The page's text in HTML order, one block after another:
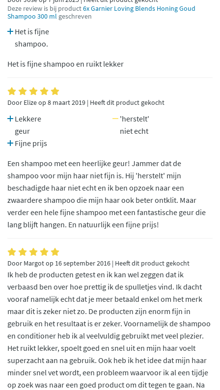
Deze review is bij product6x Garnier Loving Blends Honing Goud
Shampoo 300 ml geschreven
Het is fijne
shampoo.
Het is fijne shampoo en ruikt lekker
Door Elize op 8 maart 2019 | Heeft dit product gekocht
Lekkere
geur
Fijne prijs
'herstelt'
niet echt
Een shampoo met een heerlijke geur! Jammer dat de
shampoo voor mijn haar niet fijn is. Hij 'herstelt' mijn
beschadigde haar niet echt en ik ben opzoek naar een
zwaardere shampoo die mijn haar ook beter ontklit. Maar
verder een hele fijne shampoo met een fantastische geur die
lang blijft hangen. En natuurlijk een fijne prijs!
Door Margot op 16 september 2016 | Heeft dit product gekocht
Ik heb de producten getest en ik kan wel zeggen dat ik
verbaasd ben over hoe prettig ik de spulletjes vind. Ik dacht
vooraf namelijk echt dat je meer betaald enkel om het merk
maar dit is zeker niet zo. De producten zijn enorm fijn in
gebruik en het resultaat is er zeker. Voornamelijk de shampoo
en conditioner heb ik al veelvuldig gebruikt met veel plezier.
Het ruikt lekker, spoelt goed en snel uit en mijn haar voelt
superzacht aan na gebruik. Ook heb ik het idee dat mijn haar
minder snel vet wordt, een probleem waarvoor ik al een tijdje
op zoek was naar een goed product om dit tegen te gaan. Na